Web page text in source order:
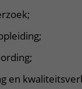
en